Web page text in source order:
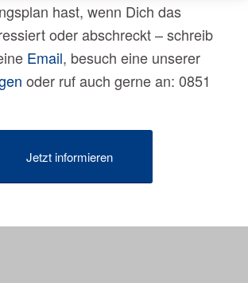
hast, wenn Dich das
oder abschreckt – schreib
Email, besuch eine unserer
oder ruf auch gerne an: 0851
Jetzt informieren